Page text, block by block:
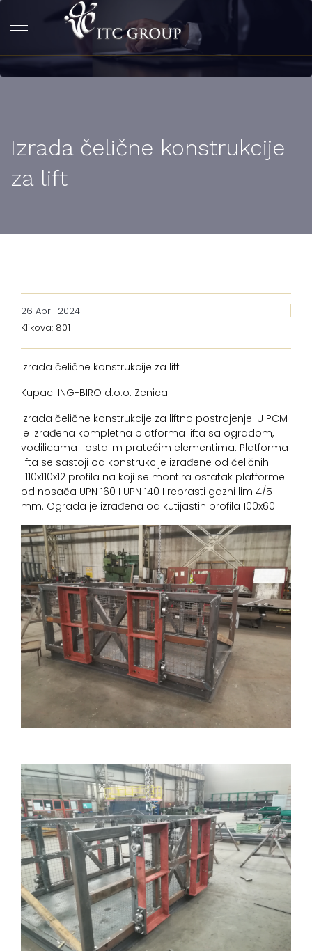
Izrada čelične konstrukcije
za lift
26 April 2024
Klikova: 801
Izrada čelične konstrukcije za lift
Kupac: ING-BIRO d.o.o. Zenica
Izrada čelične konstrukcije za liftno postrojenje. U PCM
je izrađena kompletna platforma lifta sa ogradom,
vodilicama i ostalim pratećim elementima. Platforma
lifta se sastoji od konstrukcije izrađene od čeličnih
L110x110x12 profila na koji se montira ostatak platforme
od nosača UPN 160 I UPN 140 I rebrasti gazni lim 4/5
mm. Ograda je izrađena od kutijastih profila 100x60.